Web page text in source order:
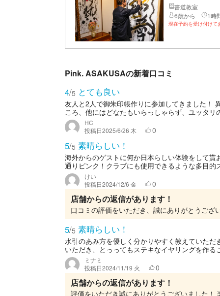
書道教室
6歳から
1時
現在予約を受け付けて
Pink. ASAKUSAの新着口コミ
4/5 とても良い
友人と2人で御朱印帳作りに参加してきました！
ころ、他にはどなたもいらっしゃらず、ユッタ
HC
投稿日2025/6/26 木 0
5/5 素晴らしい！
海外からのゲストに何か日本らしい体験をして
通りピンク！クラブにも使用できるような多目
けい
投稿日2024/12/6 金 0
店舗からの返信があります！
5/5 素晴らしい！
水引のあみ方を優しく分かりやすく教えていた
いただき、とっってもステキなイヤリングを作る
ミナミ
投稿日2024/11/19 火 0
店舗からの返信があります！